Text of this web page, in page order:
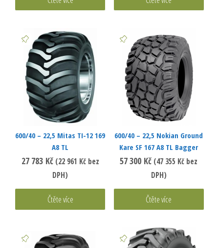
600/40 – 22,5 Mitas TI-12 169
A8 TL
27 783 Kč (22 961 Kčbez
DPH)
Čtěte více
600/40 – 22,5 Nokian Ground
Kare SF 167 A8 TL Bagger
57 300 Kč (47 355 Kč bez
DPH)
Čtěte více